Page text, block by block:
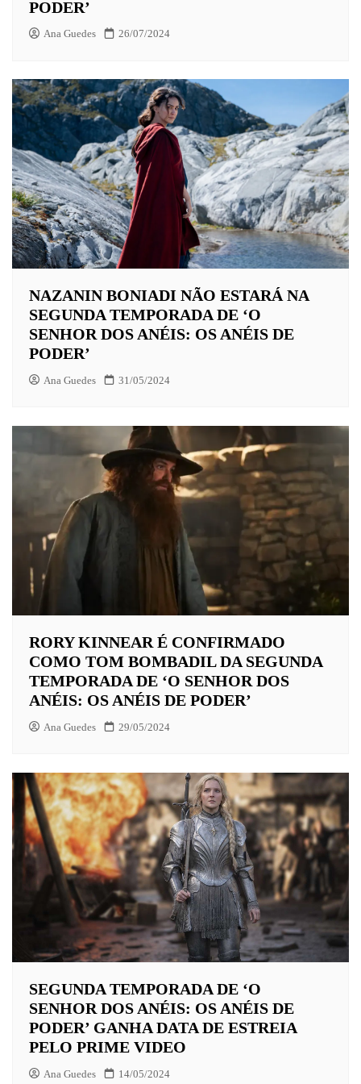
PODER’
Ana Guedes 26/07/2024
NAZANIN BONIADI NÃO ESTARÁ NA
SEGUNDA TEMPORADA DE ‘O
SENHOR DOS ANÉIS: OS ANÉIS DE
PODER’
Ana Guedes 31/05/2024
RORY KINNEAR É CONFIRMADO
COMO TOM BOMBADIL DA SEGUNDA
TEMPORADA DE ‘O SENHOR DOS
ANÉIS: OS ANÉIS DE PODER’
Ana Guedes 29/05/2024
SEGUNDA TEMPORADA DE ‘O
SENHOR DOS ANÉIS: OS ANÉIS DE
PODER’ GANHA DATA DE ESTREIA
PELO PRIME VIDEO
Ana Guedes 14/05/2024